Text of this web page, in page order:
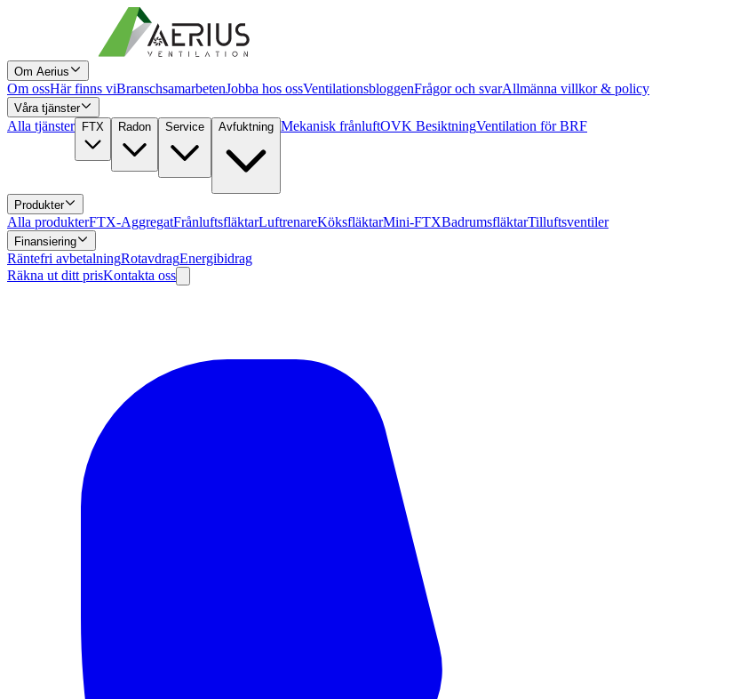
Om Aerius
Om ossHär finns viBranschsamarbetenJobba hos ossVentilationsbloggenFrågor och svarAllmänna villkor & policy
Våra tjänster
Alla tjänster FTX Radon Service Avfuktning Mekanisk frånluftOVK BesiktningVentilation för BRF
Produkter
Alla produkterFTX-AggregatFrånluftsfläktarLuftrenareKöksfläktarMini-FTXBadrumsfläktarTilluftsventiler
Finansiering
Räntefri avbetalningRotavdragEnergibidrag
Räkna ut ditt prisKontakta oss